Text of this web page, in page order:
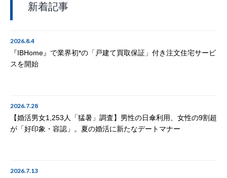
新着記事
2026.8.4
『IBHome』で業界初*の「戸建て買取保証」付き注文住宅サービ
スを開始
2026.7.28
【婚活男女1,253人「猛暑」調査】男性の日傘利用、女性の9割超
が「好印象・容認」。夏の婚活に新たなデートマナー
2026.7.13